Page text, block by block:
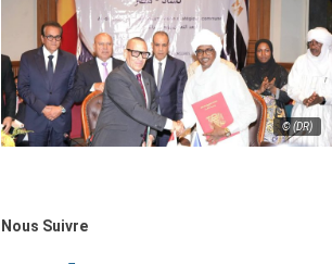
© (DR)
Nous Suivre